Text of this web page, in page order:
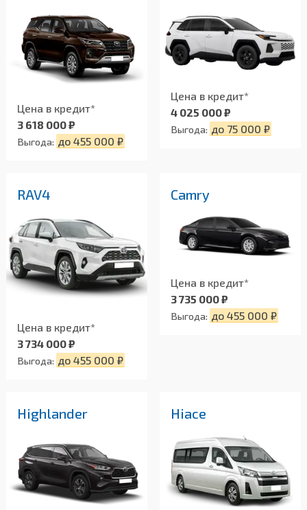
Цена в кредит*
3 618 000 ₽
Выгода: до 455 000 ₽
Цена в кредит*
4 025 000 ₽
Выгода: до 75 000 ₽
RAV4
Цена в кредит*
3 734 000 ₽
Выгода: до 455 000 ₽
Camry
Цена в кредит*
3 735 000 ₽
Выгода: до 455 000 ₽
Highlander Hiace